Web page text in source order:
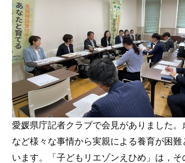
愛媛県庁記者クラブで会見がありました。
など様々な事情から実親による養育が困
います。「子どもリエゾンえひめ」は，